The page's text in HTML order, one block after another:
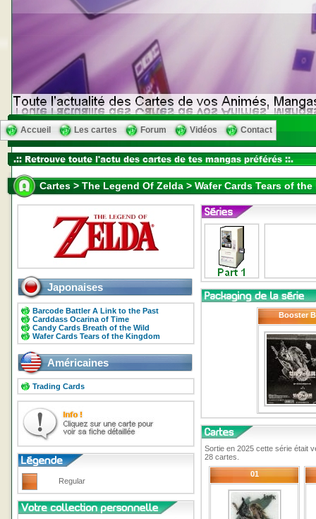
Accueil Les cartes Forum Vidéos Contact
Cartes > The Legend Of Zelda > Wafer Cards Tears of
Japonaises
Barcode Battler A Link to the Past
Carddass Ocarina of Time
Candy Cards Breath of the Wild
Wafer Cards Tears of the Kingdom
Américaines
Trading Cards
Regular
Booster
Sortie en 2025 cette série était
28 cartes.
01